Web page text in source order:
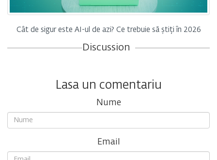
Cât de sigur este AI-ul de azi? Ce trebuie să știți în 2026
Discussion
Lasa un comentariu
Nume
Email